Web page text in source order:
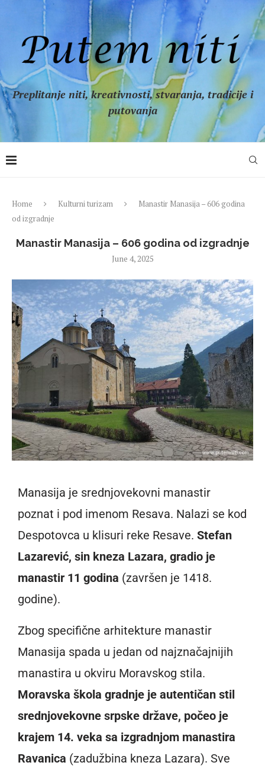
Preplitanje niti, kreativnosti, stvaranja, tradicije i
putovanja
Home Kulturni turizam
Manastir Manasija – 606 godina
od izgradnje
Manastir Manasija – 606 godina od izgradnje
June 4, 2025
Manasija je srednjovekovni manastir
poznat i pod imenom Resava. Nalazi se kod
Despotovca u klisuri reke Resave. Stefan
Lazarević, sin kneza Lazara, gradio je
manastir 11 godina (završen je 1418.
godine).
Zbog specifične arhitekture manastir
Manasija spada u jedan od najznačajnijih
manastira u okviru Moravskog stila.
Moravska škola gradnje je autentičan stil
srednjovekovne srpske države, počeo je
krajem 14. veka sa izgradnjom manastira
Ravanica (zadužbina kneza Lazara). Sve